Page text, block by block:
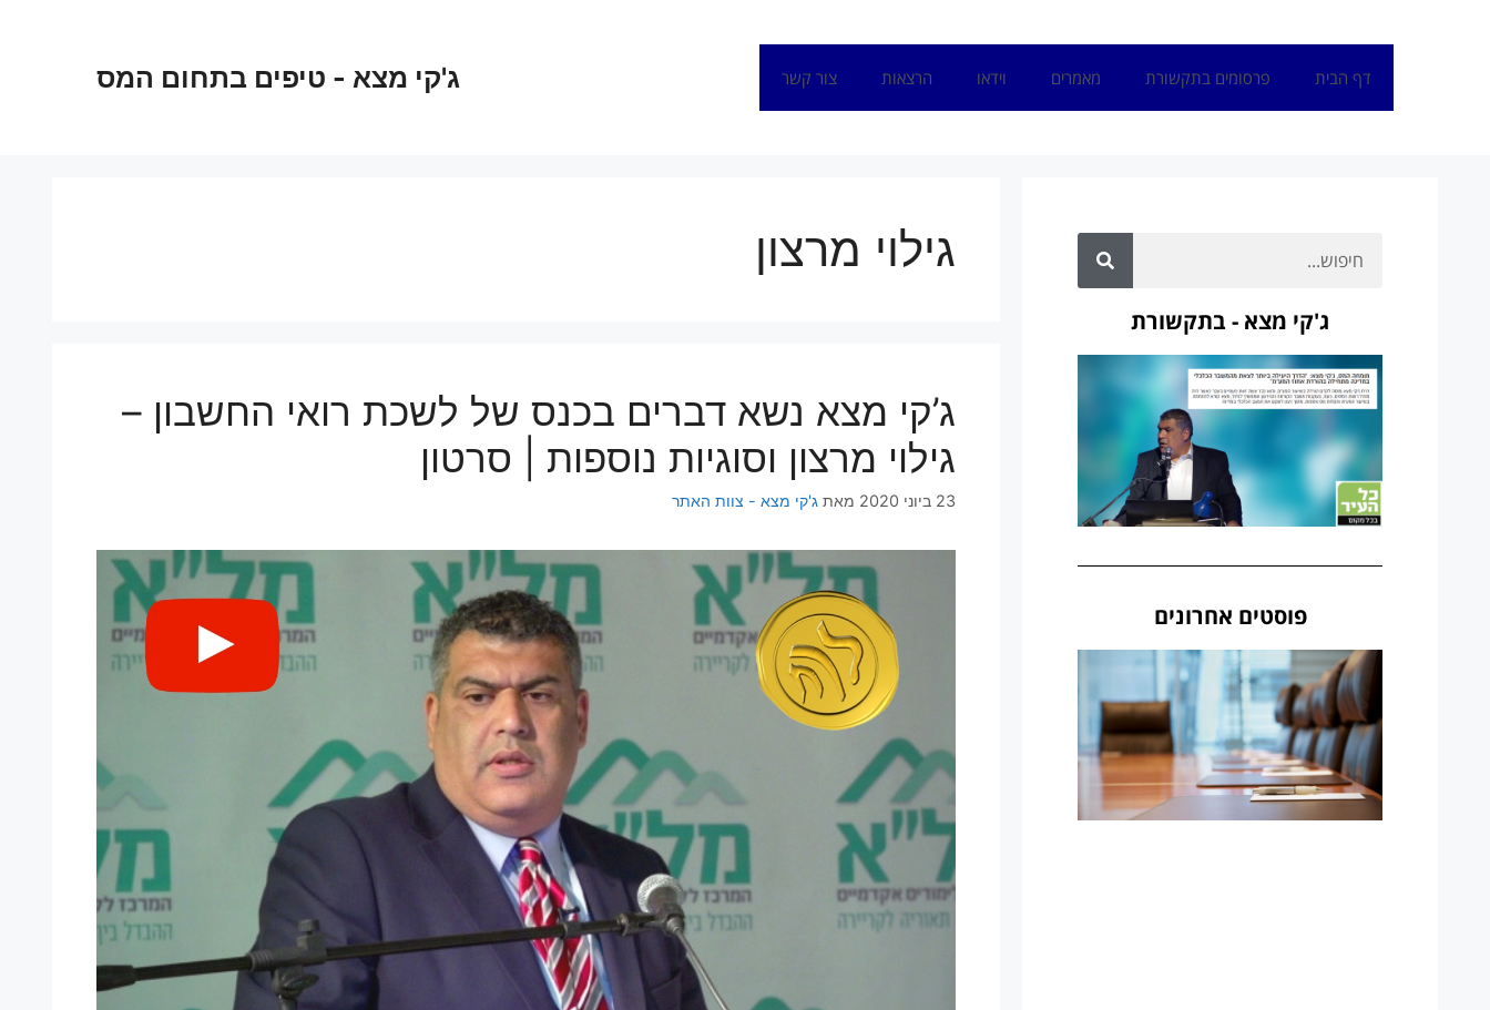
ג'קי מצא - טיפים בתחום המס דף הבית פרסומים בתקשורת מאמרים וידאו הרצאות צור קשר
גילוי מרצון
ג’קי מצא נשא דברים בכנס של לשכת רואי החשבון –
גילוי מרצון וסוגיות נוספות | סרטון
23 ביוני 2020 מאת ג'קי מצא - צוות האתר
ג'קי מצא - בתקשורת
פוסטים אחרונים